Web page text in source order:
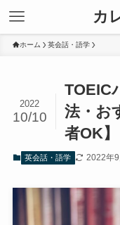
カ
ホーム 英会話・語学
TOEIC
法・お
者OK】
2022
10/10
英会話・語学 2022年